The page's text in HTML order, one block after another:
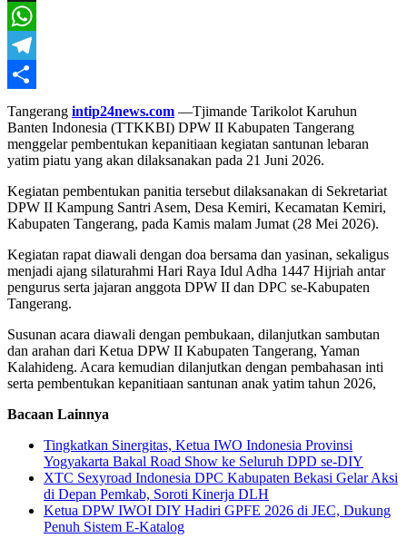
X
WhatsApp
Telegram
Share
Tangerang intip24news.com —Tjimande Tarikolot Karuhun
Banten Indonesia (TTKKBI) DPW II Kabupaten Tangerang
menggelar pembentukan kepanitiaan kegiatan santunan lebaran
yatim piatu yang akan dilaksanakan pada 21 Juni 2026.
Kegiatan pembentukan panitia tersebut dilaksanakan di Sekretariat
DPW II Kampung Santri Asem, Desa Kemiri, Kecamatan Kemiri,
Kabupaten Tangerang, pada Kamis malam Jumat (28 Mei 2026).
Kegiatan rapat diawali dengan doa bersama dan yasinan, sekaligus
menjadi ajang silaturahmi Hari Raya Idul Adha 1447 Hijriah antar
pengurus serta jajaran anggota DPW II dan DPC se-Kabupaten
Tangerang.
Susunan acara diawali dengan pembukaan, dilanjutkan sambutan
dan arahan dari Ketua DPW II Kabupaten Tangerang, Yaman
Kalahideng. Acara kemudian dilanjutkan dengan pembahasan inti
serta pembentukan kepanitiaan santunan anak yatim tahun 2026,
Bacaan Lainnya
Tingkatkan Sinergitas, Ketua IWO Indonesia Provinsi
Yogyakarta Bakal Road Show ke Seluruh DPD se-DIY
XTC Sexyroad Indonesia DPC Kabupaten Bekasi Gelar Aksi
di Depan Pemkab, Soroti Kinerja DLH
Ketua DPW IWOI DIY Hadiri GPFE 2026 di JEC, Dukung
Penuh Sistem E-Katalog